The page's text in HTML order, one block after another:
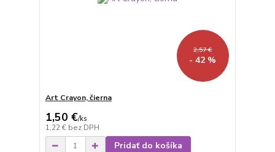
2,57 €
- 42 %
Art Crayon, čierna
1,50 €/ks
1,22 € bez DPH
Pridať do košíka